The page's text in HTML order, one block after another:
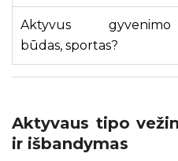
Aktyvus gyvenimo
būdas, sportas?
Aktyvaus tipo
ir išbandymas